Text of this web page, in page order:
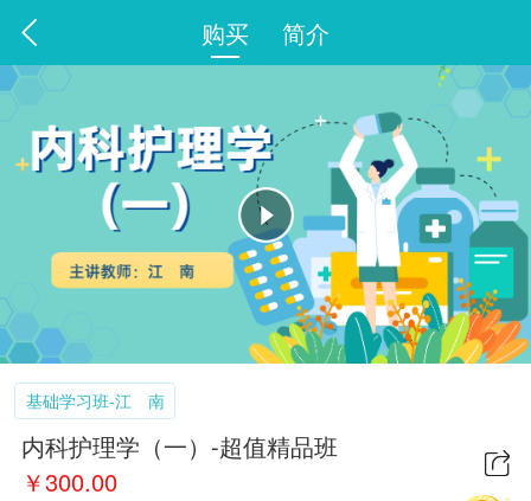
购买 简介
基础学习班-江 南
内科护理学（一）-超值精品班
￥300.00